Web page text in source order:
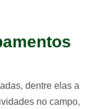
dentre elas a
no campo,